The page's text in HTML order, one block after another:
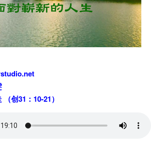
创31：10-21）